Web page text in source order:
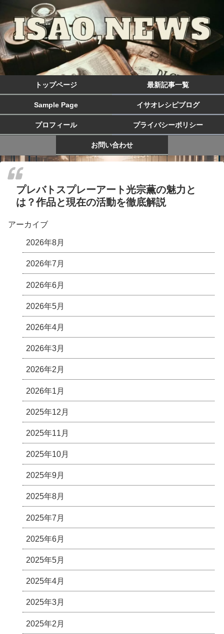
トップページ 最新記事一覧
Sample Page イサオレシピブログ
プロフィール プライバシーポリシー
お問い合わせ
プレバトスプレーアート光宗薫の魅力と
は？作品と現在の活動を徹底解説
アーカイブ
2026年8月
2026年7月
2026年6月
2026年5月
2026年4月
2026年3月
2026年2月
2026年1月
2025年12月
2025年11月
2025年10月
2025年9月
2025年8月
2025年7月
2025年6月
2025年5月
2025年4月
2025年3月
2025年2月